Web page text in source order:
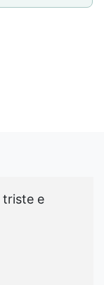
triste e